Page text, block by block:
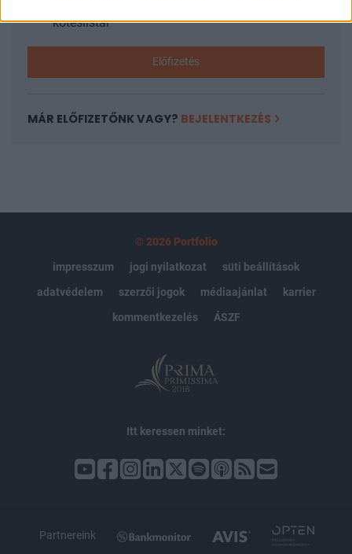
kötéslistái
Előfizetés
MÁR ELŐFIZETŐNK VAGY? BEJELENTKEZÉS
© 2026 Portfolio
impresszum
jogi nyilatkozat
süti beállítások
adatvédelem
szerzői jogok médiaajánlat
karrier
kommentkezelés
ÁSZF
Itt keressen minket:
Partnereink